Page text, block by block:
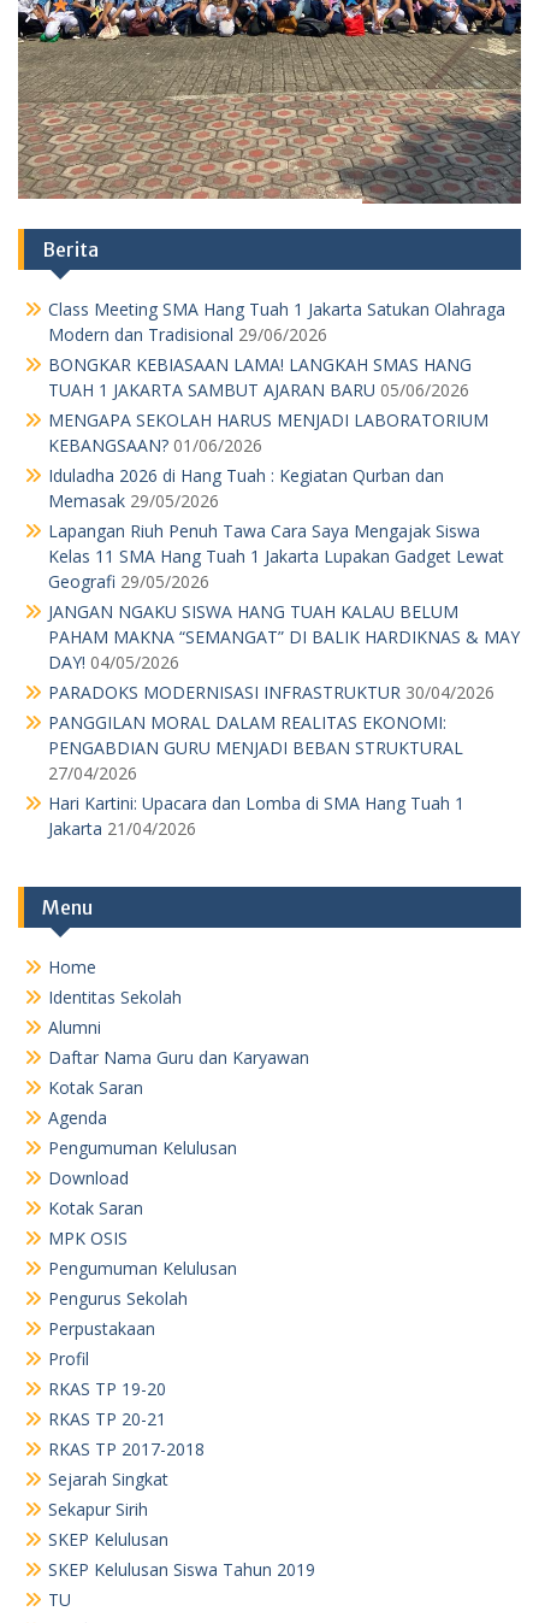
TUAH 1 JAKARTA SAMBUT AJARAN BARU 05/06/2026
MENGAPA SEKOLAH HARUS MENJADI LABORATORIUM
KEBANGSAAN? 01/06/2026
Iduladha 2026 di Hang Tuah : Kegiatan Qurban dan
Memasak 29/05/2026
Lapangan Riuh Penuh Tawa Cara Saya Mengajak Siswa
Kelas 11 SMA Hang Tuah 1 Jakarta Lupakan Gadget Lewat
JANGAN NGAKU SISWA HANG TUAH KALAU BELUM
PAHAM MAKNA “SEMANGAT” DI BALIK HARDIKNAS & MAY
PARADOKS MODERNISASI INFRASTRUKTUR 30/04/2026
PENGABDIAN GURU MENJADI BEBAN STRUKTURAL
27/04/2026
Hari Kartini: Upacara dan Lomba di SMA Hang Tuah 1
Jakarta 21/04/2026
Menu
Home
Identitas Sekolah
Alumni
Daftar Nama Guru dan Karyawan
Kotak Saran
Agenda
Pengumuman Kelulusan
Download
Kotak Saran
Pengumuman Kelulusan
Pengurus Sekolah
Perpustakaan
Profil
RKAS TP 19-20
RKAS TP 20-21
RKAS TP 2017-2018
Sejarah Singkat
Sekapur Sirih
SKEP Kelulusan
SKEP Kelulusan Siswa Tahun 2019
TU
Visi dan Misi
TU
TU
RKAS TP. 23-24
Arsip
June 2026
May 2026
April 2026
March 2026
February 2026